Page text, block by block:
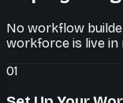
No workflow
workforce is live in
01